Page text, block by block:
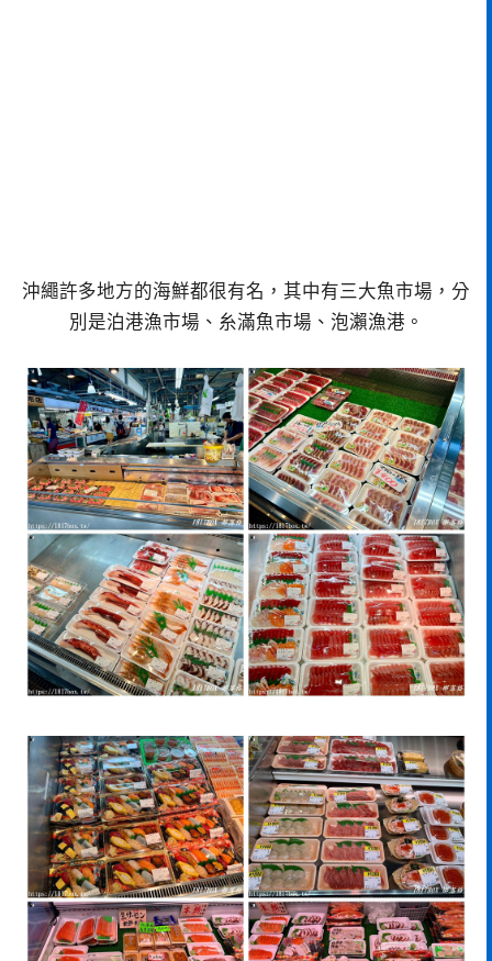
沖繩許多地方的海鮮都很有名，其中有三大魚市場，分
別是泊港漁市場、糸滿魚市場、泡瀨漁港。